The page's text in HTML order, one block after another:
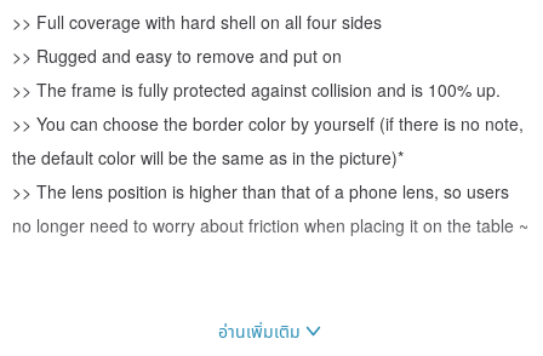
>> Full coverage with hard shell on all four sides
>> Rugged and easy to remove and put on
>> The frame is fully protected against collision and is 100% up.
>> You can choose the border color by yourself (if there is no note,
the default color will be the same as in the picture)*
>> The lens position is higher than that of a phone lens, so users
no longer need to worry about friction when placing it on the table ~
อ่านเพิ่มเติม